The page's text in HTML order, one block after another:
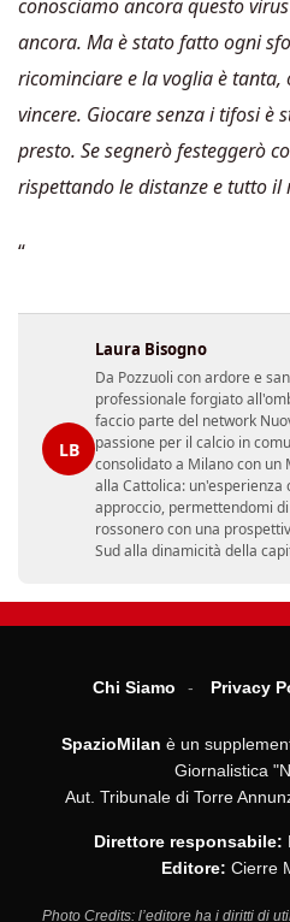
conosciamo ancora questo virus
ancora. Ma è stato fatto ogni
ricominciare e la voglia è tanta,
vincere. Giocare senza i tifosi
presto. Se segnerò festeggerò
rispettando le distanze e tutto il
“
LB
Laura Bisogno
Da Pozzuoli con ardore e
professionale forgiato
faccio parte del network
passione per il calcio in
consolidato a Milano con
alla Cattolica: un'esperienza
approccio, permettendomi
rossonero con una
Sud alla dinamicità della
Chi Siamo Privacy
SpazioMilan è un
Giornalistica
Aut. Tribunale di Torre
Direttore responsabile:
Editore: Cierre
Photo Credits: l’editore ha i diritti di